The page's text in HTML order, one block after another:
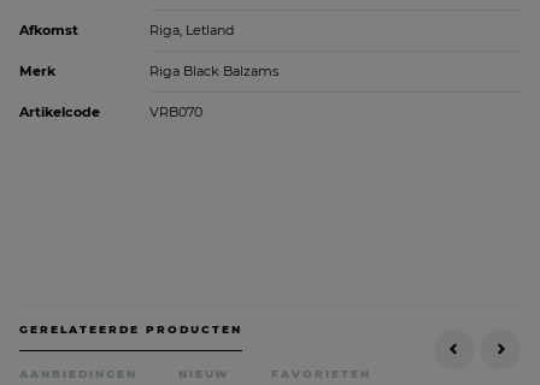
Afkomst Riga, Letland
Merk Riga Black Balzams
Artikelcode VRB070
GERELATEERDE PRODUCTEN
AANBIEDINGEN NIEUW FAVORIETEN